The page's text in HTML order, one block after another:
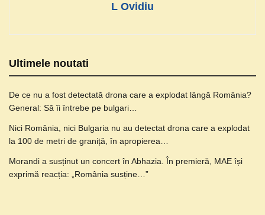
L Ovidiu
Ultimele noutati
De ce nu a fost detectată drona care a explodat lângă România?
General: Să îi întrebe pe bulgari…
Nici România, nici Bulgaria nu au detectat drona care a explodat
la 100 de metri de graniță, în apropierea…
Morandi a susținut un concert în Abhazia. În premieră, MAE își
exprimă reacția: „România susține…”